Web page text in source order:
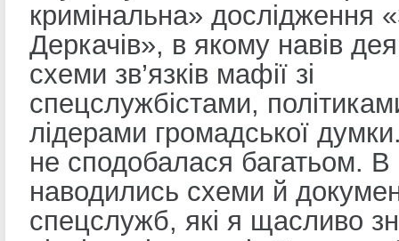
кримінальна» дослідження
Деркачів», в якому навів
схеми зв’язків мафії зі
спецслужбістами,
лідерами громадської
не сподобалася багатьом. В
наводились схеми й
спецслужб, які я щасливо